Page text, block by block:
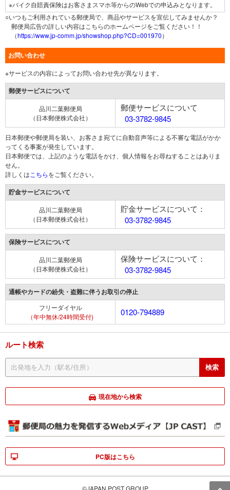
※バイク自賠責保険はお客さまスマホ等からのWebでの申込みとなります。
○いつもご利用されている郵便局で、商品やサービスを宣伝してみませんか？
郵便局広告の詳しい内容はこちらのホームページをご覧ください！！
（https://www.jp-comm.jp/showshop.php?CD=001970）
お問い合わせ
※サービスの内容によってお問い合わせ先が異なります。
郵便サービスについて
品川二葉郵便局
（日本郵便株式会社）
郵便サービスについて
03-3782-9845
日本郵便や郵便局を装い、お客さま宛てに自動音声等による不審な電話がかか
ってくる事案が発生しています。
日本郵便では、上記のような電話をかけ、個人情報をお尋ねすることはありま
せん。
詳しくは こちらをご覧ください。
貯金サービスについて
品川二葉郵便局
（日本郵便株式会社）
貯金サービスについて：
03-3782-9845
保険サービスについて
品川二葉郵便局
（日本郵便株式会社）
保険サービスについて：
03-3782-9845
通帳やカードの紛失・盗難に伴うお取引の停止
フリーダイヤル
（年中無休/24時間受付)
0120-794889
ルート検索
現在地から検索
PC版はこちら